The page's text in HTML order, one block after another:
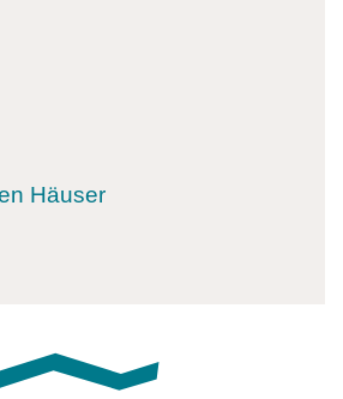
Häuser